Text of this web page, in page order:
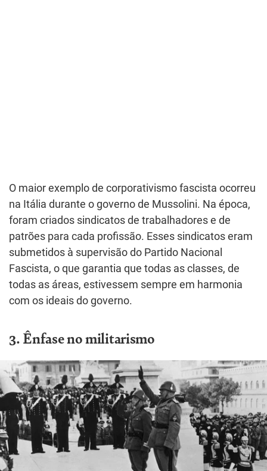
O maior exemplo de corporativismo fascista ocorreu
na Itália durante o governo de Mussolini. Na época,
foram criados sindicatos de trabalhadores e de
patrões para cada profissão. Esses sindicatos eram
submetidos à supervisão do Partido Nacional
Fascista, o que garantia que todas as classes, de
todas as áreas, estivessem sempre em harmonia
com os ideais do governo.
3. Ênfase no militarismo